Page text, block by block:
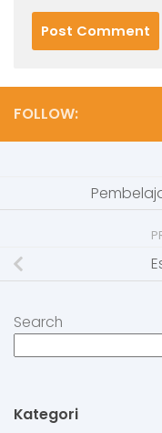
FOLLOW:
Search
Kategori